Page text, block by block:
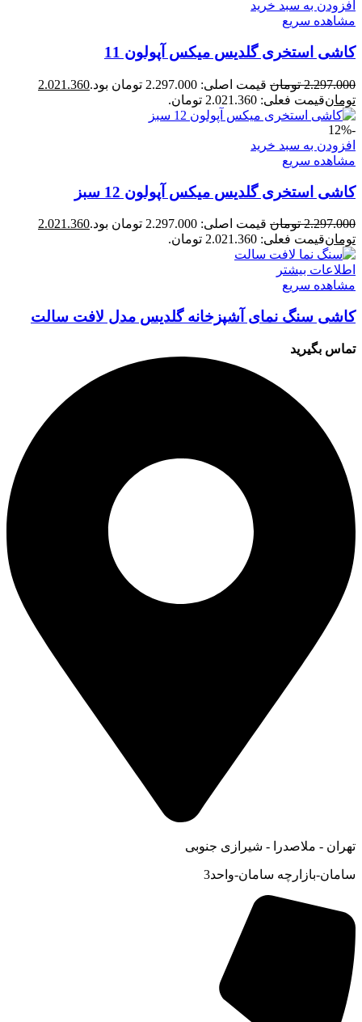
افزودن به سبد خرید
مشاهده سریع
کاشی استخری گلدیس میکس آپولون 11
2.297.000 تومان قیمت اصلی: 2.297.000 تومان بود.
2.021.360
تومانقیمت فعلی: 2.021.360 تومان.
-12%
افزودن به سبد خرید
مشاهده سریع
کاشی استخری گلدیس میکس آپولون 12 سبز
2.297.000 تومان قیمت اصلی: 2.297.000 تومان بود.
2.021.360
تومانقیمت فعلی: 2.021.360 تومان.
اطلاعات بیشتر
مشاهده سریع
کاشی سنگ نمای آشپزخانه گلدیس مدل لافت سالت
تماس بگیرید
تهران - ملاصدرا - شیرازی جنوبی
سامان-بازارچه سامان-واحد3